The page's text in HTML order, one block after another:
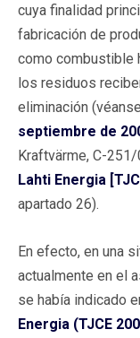
cuya finalidad
fabricación de
como combustible
los residuos
eliminación
septiembre de
Kraftvärme, C-
Lahti Energia
apartado 26).
En efecto, en una
actualmente en el
se había indicado
Energia (TJCE